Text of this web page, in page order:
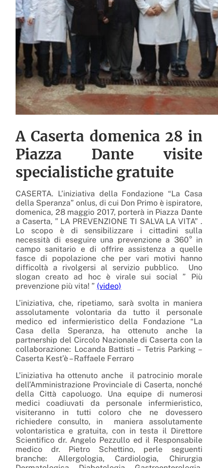
A Caserta domenica 28 in
Piazza Dante visite
specialistiche gratuite
CASERTA. L’iniziativa della Fondazione “La Casa
della Speranza” onlus, di cui Don Primo è ispiratore,
domenica, 28 maggio 2017, porterà in Piazza Dante
a Caserta, ” LA PREVENZIONE TI SALVA LA VITA” .
Lo scopo è di sensibilizzare i cittadini sulla
necessità di eseguire una prevenzione a 360° in
campo sanitario e di offrire assistenza a quelle
fasce di popolazione che per vari motivi hanno
difficoltà a rivolgersi al servizio pubblico. Uno
slogan creato ad hoc è virale sui social ” Più
prevenzione più vita! ” (video)
L’iniziativa, che, ripetiamo, sarà svolta in maniera
assolutamente volontaria da tutto il personale
medico ed infermieristico della Fondazione “La
Casa della Speranza, ha ottenuto anche la
partnership del Circolo Nazionale di Caserta con la
collaborazione: Locanda Battisti – Tetris Parking –
Caserta Kest’è – Raffaele Ferraro
L’iniziativa ha ottenuto anche il patrocinio morale
dell’Amministrazione Provinciale di Caserta, nonché
della Città capoluogo. Una equipe di numerosi
medici coadiuvati da personale infermieristico,
visiteranno in tutti coloro che ne dovessero
richiedere consulto, in maniera assolutamente
volontaristica e gratuita, con in testa il Direttore
Scientifico dr. Angelo Pezzullo ed il Responsabile
medico dr. Pietro Schettino, perle seguenti
branche: Allergologia, Cardiologia, Chirurgia